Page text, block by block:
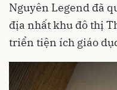
Nguyên Legend đã
địa nhất khu đô thị
triển tiện ích giáo